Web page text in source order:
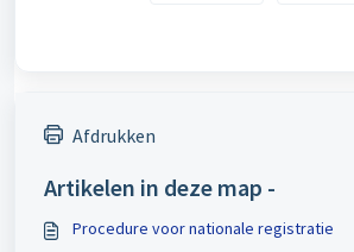
Afdrukken
Artikelen in deze map -
Procedure voor nationale registratie